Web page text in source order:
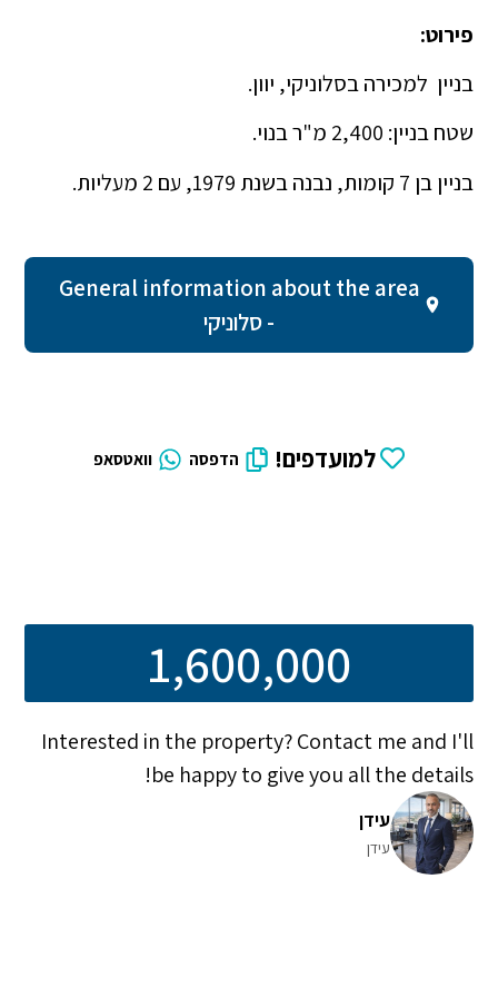
פירוט:
בניין למכירה בסלוניקי, יוון.
שטח בניין: 2,400 מ"ר בנוי.
בניין בן 7 קומות, נבנה בשנת 1979, עם 2 מעליות.
General information about the area
- סלוניקי
למועדפים! הדפסה וואטסאפ
1,600,000
Interested in the property? Contact me and I'll
be happy to give you all the details!
עידן
עידן